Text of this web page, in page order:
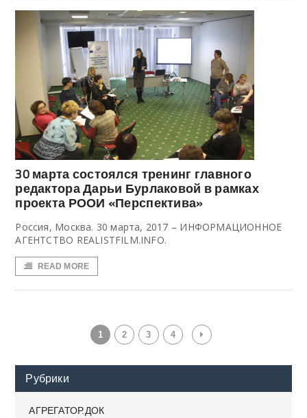
30 марта состоялся тренинг главного
редактора Дарьи Бурлаковой в рамках
проекта РООИ «Перспектива»
Россия, Москва. 30 марта, 2017 – ИНФОРМАЦИОННОЕ
АГЕНТСТВО REALISTFILM.INFO.
READ MORE
1 2 3 4
Рубрики
АГРЕГАТОР.ДОК